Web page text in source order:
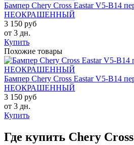
Бампер Chery Cross Eastar V5-B14
НЕОКРАШЕННЫЙ
3 150 руб
от 3 дн.
Купить
Похожие товары
Бампер Chery Cross Eastar V5-B14
НЕОКРАШЕННЫЙ
3 150 руб
от 3 дн.
Купить
Где купить Chery